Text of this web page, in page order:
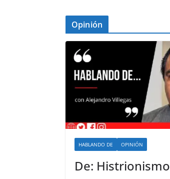
Opinión
HABLANDO DE OPINIÓN
De: Histrionismo